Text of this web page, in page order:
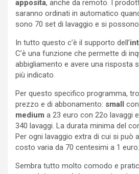
apposita, anche da remoto. I
saranno ordinati in automatico
sono 70 set di lavaggio e si
In tutto questo c’è il supporto dell’
C’è una funzione che permette di
abbigliamento e avere una risposta
più indicato.
Per questo specifico programma,
prezzo e di abbonamento: small
medium a 23 euro con 22o lavaggi e
340 lavaggi. La durata minima del
Per ogni lavaggio extra di cui si può
costo varia da 70 centesimi a 1 euro.
Sembra tutto molto comodo e